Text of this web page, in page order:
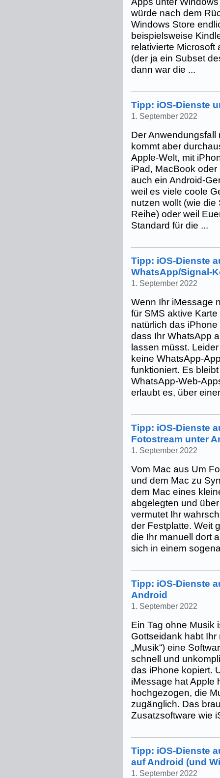
würde nach dem
Windows Store
beispielsweise
relativierte Microsoft
(der ja ein Subset
dann war die ...
Tipp: iOS-Dienste
1. September 2022
Der Anwendungsfall
kommt aber
Apple-Welt, mit
iPad, MacBook
auch ein Android-
weil es viele coole
nutzen wollt (wie
Reihe) oder weil
Standard für die ...
Tipp: iOS-Dienste
WhatsApp/Signal-
1. September 2022
Wenn Ihr iMessage
für SMS aktive
natürlich das
dass Ihr WhatsApp
lassen müsst.
keine WhatsApp-
funktioniert. Es
WhatsApp-Web-
erlaubt es, über
Tipp: iOS-Dienste
Fotostream unter
1. September 2022
Vom Mac aus Um
und dem Mac zu
dem Mac eines
abgelegten und
vermutet Ihr
der Festplatte. Weit
die Ihr manuell dort
sich in einem
Tipp: iOS-Dienste
Android
1. September 2022
Ein Tag ohne Musik
Gottseidank habt
„Musik“) eine
schnell und
das iPhone kopiert.
iMessage hat Apple
hochgezogen, die
zugänglich. Das
Zusatzsoftware wie
Tipp: iOS-Dienste
auf Android (und
1. September 2022